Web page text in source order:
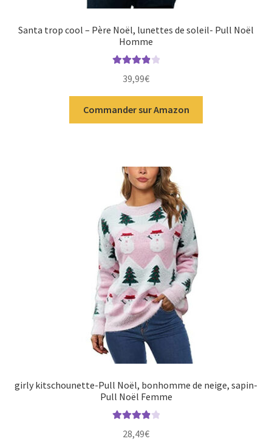
Santa trop cool – Père Noël, lunettes de soleil- Pull Noël
Homme
sur 5
39,99€
Commander sur Amazon
girly kitschounette-Pull Noël, bonhomme de neige, sapin-
Pull Noël Femme
sur 5
28,49€